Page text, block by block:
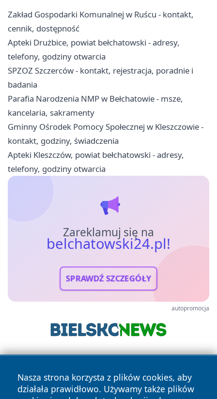
Zakład Gospodarki Komunalnej w Ruścu - kontakt,
cennik, dostępność
Apteki Drużbice, powiat bełchatowski - adresy,
telefony, godziny otwarcia
SPZOZ Szczerców - kontakt, rejestracja, poradnie i
badania
Parafia Narodzenia NMP w Bełchatowie - msze,
kancelaria, sakramenty
Gminny Ośrodek Pomocy Społecznej w Kleszczowie -
kontakt, godziny, świadczenia
Apteki Kleszczów, powiat bełchatowski - adresy,
telefony, godziny otwarcia
Zareklamuj się na
belchatowski24.pl!
SPRAWDŹ SZCZEGÓŁY
autopromocja
Nasza strona korzysta z plików cookies, aby
działała prawidłowo. Używamy także plików